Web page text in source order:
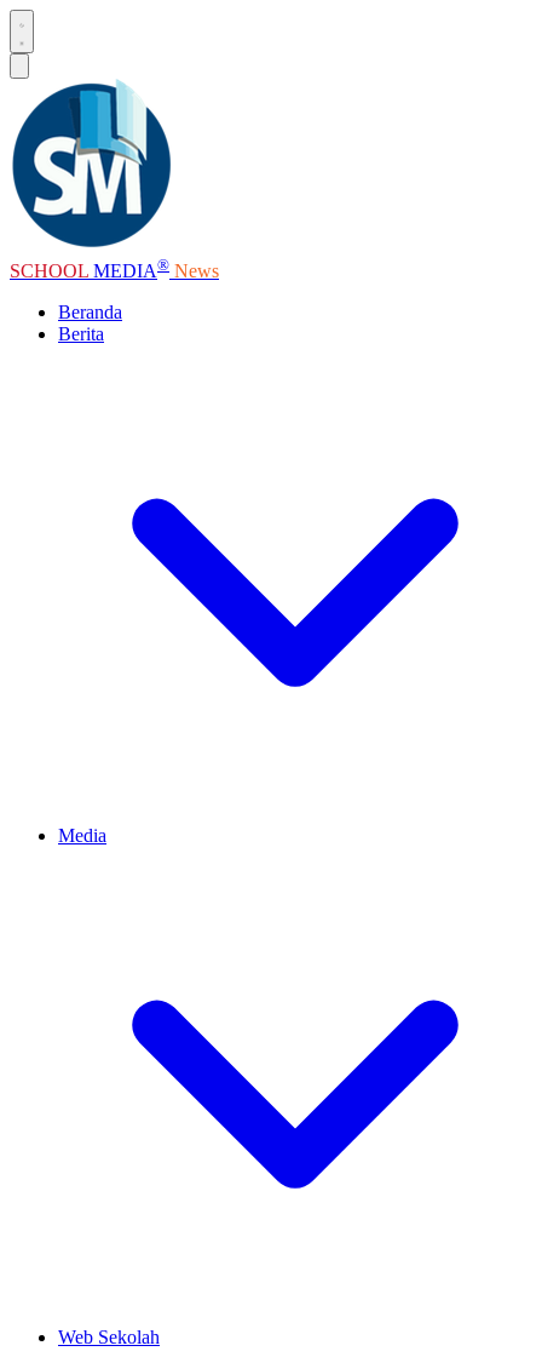
SCHOOL MEDIA® News
Beranda
Berita
Media
Web Sekolah